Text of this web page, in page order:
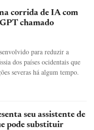
corrida de IA com
chamado
para reduzir a
dos países ocidentais que
severas há algum tempo.
seu assistente de
pode substituir